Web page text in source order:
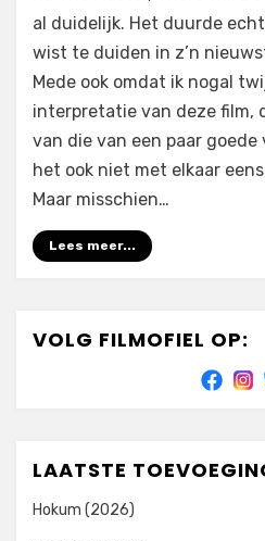
al duidelijk. Het duurde
wist te duiden in z’n
Mede ook omdat ik nogal
interpretatie van deze film,
van die van een paar
het ook niet met elkaar
Maar misschien…
Lees meer...
VOLG FILMOFIEL OP:
LAATSTE
Hokum (2026)